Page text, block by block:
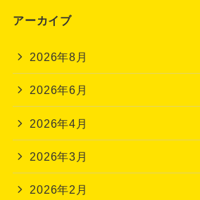
アーカイブ
2026年8月
2026年6月
2026年4月
2026年3月
2026年2月